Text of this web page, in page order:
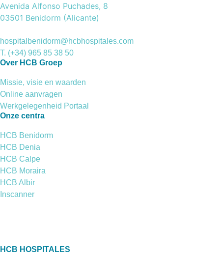
Avenida Alfonso Puchades, 8
03501 Benidorm (Alicante)
hospitalbenidorm@hcbhospitales.com
T. (+34) 965 85 38 50
Over HCB Groep
Missie, visie en waarden
Online aanvragen
Werkgelegenheid Portaal
Onze centra
HCB Benidorm
HCB Denia
HCB Calpe
HCB Moraira
HCB Albir
Inscanner
HCB HOSPITALES